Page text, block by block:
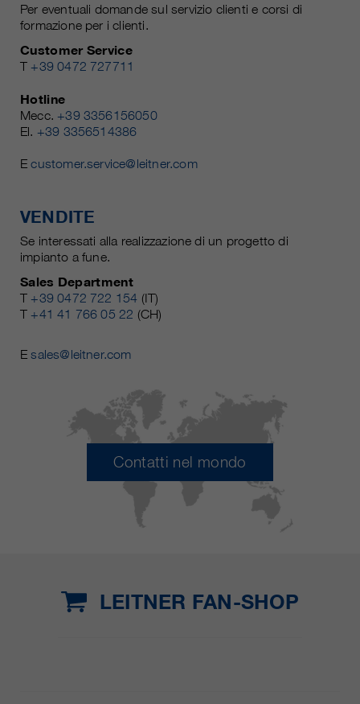
Per eventuali domande sul servizio clienti e corsi di
formazione per i clienti.
Customer Service
T +39 0472 727711
Hotline
Mecc. +39 3356156050
El. +39 3356514386
Ecustomer.service@leitner.com
VENDITE
Se interessati alla realizzazione di un progetto di
impianto a fune.
Sales Department
T +39 0472 722 154 (IT)
T +41 41 766 05 22 (CH)
Esales@leitner.com
Contatti nel mondo
LEITNER FAN-SHOP